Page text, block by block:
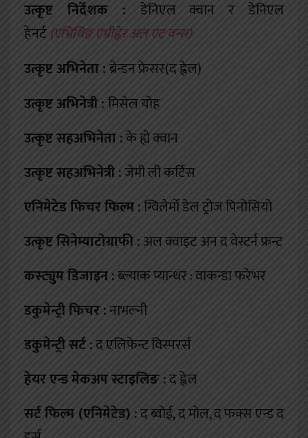
उत्कृष्ट निर्देशक : डेनिएल क्वान र डेनिएल
हेनर्ट(एभ्रिथिङ एभ्रीह्वेर अल एट वन्स)
उत्कृष्ट अभिनेता:ब्रेन्डन फ्रेसर(द ह्वेल)
उत्कृष्ट अभिनेत्री:मिसेल योह
उत्कृष्ट सहअभिनेता :के ह्ये क्वान
उत्कृष्ट सहअभिनेत्री :जेमी ली कर्टिस
एनिमेटेड फिचर फिल्म :ग्विलेर्मो डेल ट्रोज पिनोसियो
उत्कृष्ट सिनेम्याटोग्राफी :अल क्वाइट अन द वेस्टर्न फ्रन्ट
कस्ट्युम डिजाइन :ब्ल्याक प्यान्थर : वाकन्डा फरेभर
डकुमेन्ट्री फिचर :नाभल्नी
डकुमेन्ट्री सर्ट :द एलिफेन्ट विस्परर्स
हेयर एन्ड मेकअप स्टाइलिङ :द ह्वेल
सर्ट फिल्म (एनिमेटेड) :द ब्वोई, द मोल, द फक्स एन्ड द